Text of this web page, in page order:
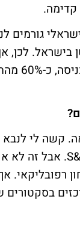
גורמים
בישראל.
קשה לי